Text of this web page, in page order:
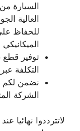
السيارة
العالية
للحفاظ
توفير قطع
التكلفة
نضمن لكم
الشركة
لاتترددوا نهائيا